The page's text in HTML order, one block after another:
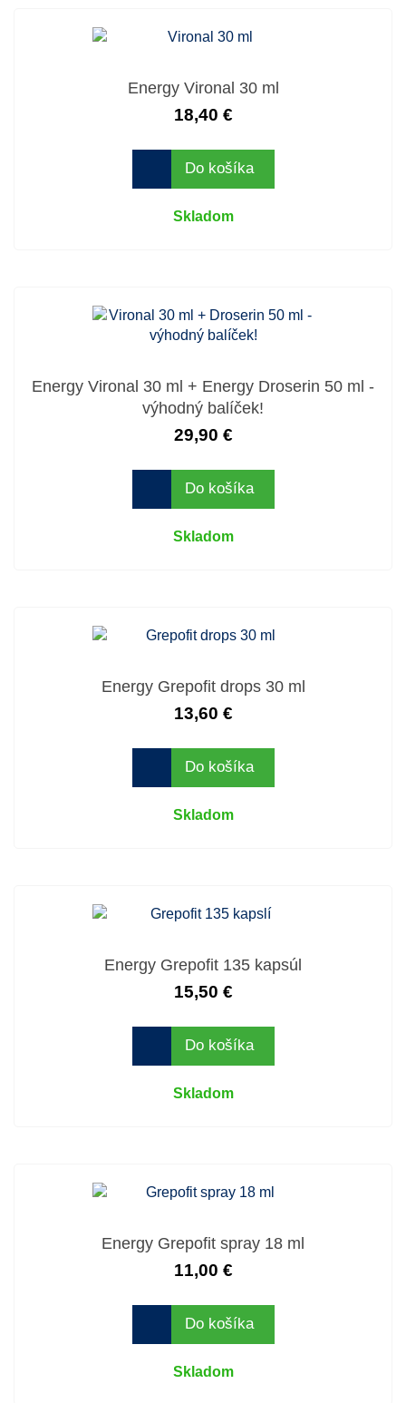
Energy Vironal 30 ml
18,40 €
Do košíka
Skladom
Energy Vironal 30 ml + Energy Droserin 50 ml -
výhodný balíček!
29,90 €
Do košíka
Skladom
Energy Grepofit drops 30 ml
13,60 €
Do košíka
Skladom
Energy Grepofit 135 kapsúl
15,50 €
Do košíka
Skladom
Energy Grepofit spray 18 ml
11,00 €
Do košíka
Skladom